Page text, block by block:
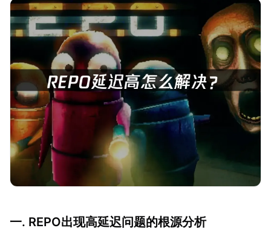
一. REPO出现高延迟问题的根源分析